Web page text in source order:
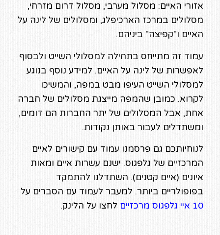
אזורי האיים: מסלול מערבי, מסלול דרום מזרחי,
מסלולים במרכז הארכיפלג, ומסלולים של לינה על
האיים ו"קפיצה" ביניהם.
עמוד זה מתייחס בתחילה למסלולי השייט ולבסוף
לאפשרות של לינה על האיים. למידע נוסף בנוגע
למסלולי השייט העיפו מבט במפה, והמשיכו
לקרוא. כמובן שהמפה מייצגת מסלולים של חברה
אחת, אבל המסלולים של יתר החברות הם דומים,
ומשתדלים לעבור באותן נקודות.
לנוחיותכם גם פרסמנו עמוד עם קישורים לאיים
המרכזיים של גלפגוס. ישנם עשרות איים ומאות
איונים (איים קטנים). השתדלנו להתמקד
בפופולריים ביותר. למעבר לעמוד עם הסברים על
10 איי גלפגוס מרכזיים
לחצו על הלינק.